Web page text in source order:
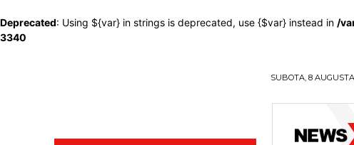
Deprecated: Using ${var} in strings is deprecated, use {$var} instead in /
3340
SUBOTA, 8